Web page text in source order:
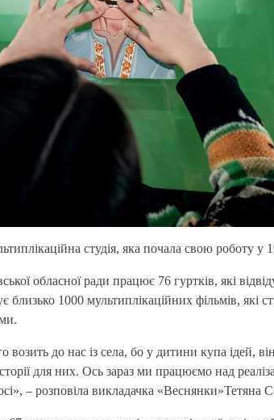
студія, яка почала свою роботу у
обласної ради працює 76 гуртків, які
близько 1000 мультиплікаційних фільмів, які
до нас із села, бо у дитини купа ідей,
для них. Ось зараз ми працюємо над
– розповіла викладачка «Веснянки»Тетяна